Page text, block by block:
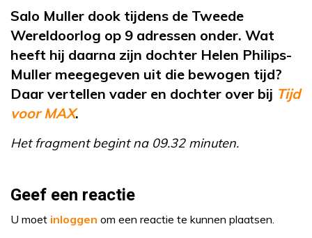
Salo Muller dook tijdens de Tweede
Wereldoorlog op 9 adressen onder. Wat
heeft hij daarna zijn dochter Helen Philips-
Muller meegegeven uit die bewogen tijd?
Daar vertellen vader en dochter over bij Tijd
voor MAX.
Het fragment begint na 09.32 minuten.
Geef een reactie
U moet inloggen om een reactie te kunnen plaatsen.